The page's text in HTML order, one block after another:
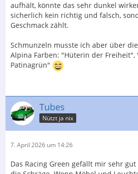
aufhält, könnte das sehr dunkel
sicherlich kein richtig und falsch,
Geschmack zählt.
Schmunzeln musste ich aber über
Alpina Farben: "Hüterin der Freiheit",
Patinagrün"
Tubes
Nützt ja nix
7. April 2026 um 14:26
Das Racing Green gefällt mir sehr